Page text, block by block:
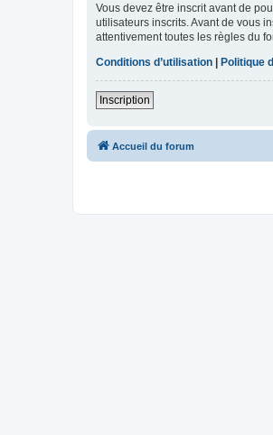
Vous devez être inscrit avant de
utilisateurs inscrits. Avant de vous
attentivement toutes les règles du
Conditions d’utilisation | Politique
Inscription
Accueil du forum